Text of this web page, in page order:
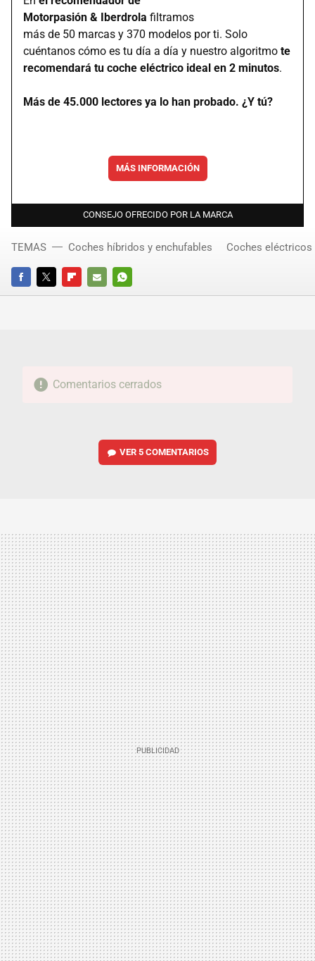
Motorpasión & Iberdrola filtramos
más de 50 marcas y 370 modelos por ti. Solo
cuéntanos cómo es tu día a día y nuestro algoritmo te
recomendará tu coche eléctrico ideal en 2 minutos.
Más de 45.000 lectores ya lo han probado. ¿Y tú?
MÁS INFORMACIÓN
CONSEJO OFRECIDO POR LA MARCA
FACEBOOKTWITTERFLIPBOARD
E-
WHATSAPP
TEMAS Coches híbridos y enchufables Coches eléctricos
Comentarios cerrados
VER5 COMENTARIOS